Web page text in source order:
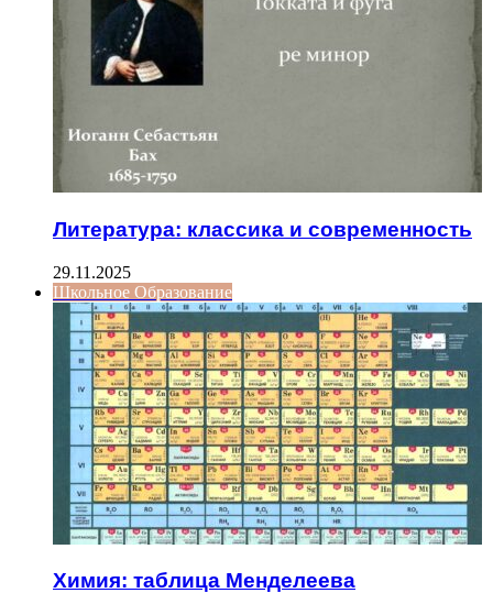
Литература: классика и современность
29.11.2025
Школьное Образование
Химия: таблица Менделеева